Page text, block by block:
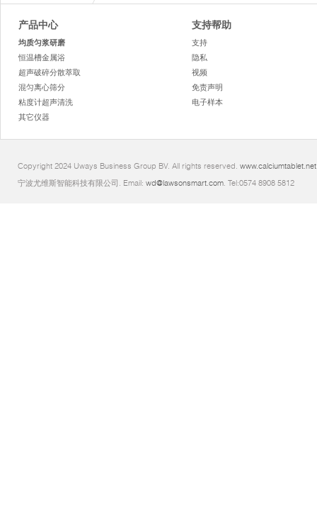
产品中心
均质匀浆研磨
恒温槽金属浴
超声破碎分散萃取
混匀离心筛分
粘度计超声清洗
其它仪器
支持帮助
支持
隐私
视频
免责声明
电子样本
Copyright 2024 Uways Business Group BV. All rights reserved. www.calciumtablet.net
宁波尤维斯智能科技有限公司. Email: wd@lawsonsmart.com. Tel:0574 8908 5812